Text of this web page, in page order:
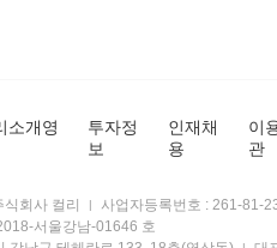
소개영
투자정
보
인재채
용
이
관
회사 컬리 사업자등록번호 : 261-81-
서울강남-01646 호